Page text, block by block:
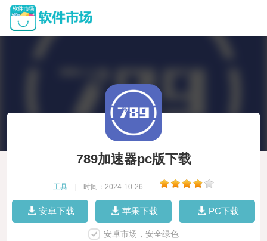
789加速器pc版下载
工具 时间：2024-10-26
安卓下载 苹果下载 PC下载
安卓市场，安全绿色